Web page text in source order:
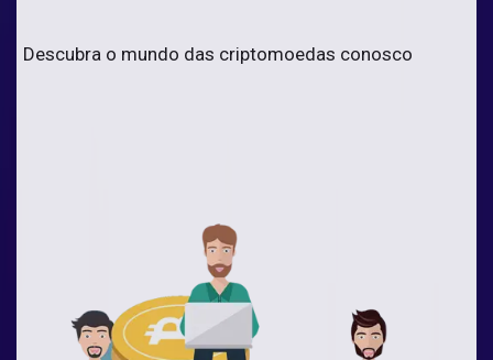
Descubra o mundo das criptomoedas conosco